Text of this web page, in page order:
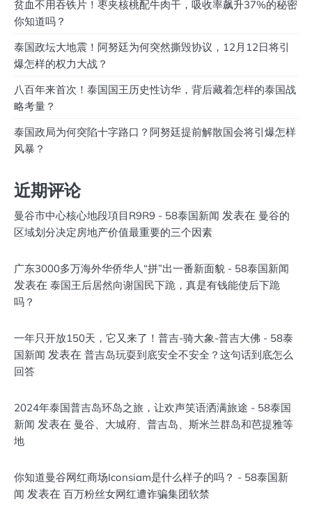
贫血不用吞铁片！枣夹核桃配牛肉干，吸收率飙升37%的秘密
你知道吗？
泰国政坛大地震！阿努廷为何突然撕毁协议，12月12日将引
爆怎样的权力大战？
八百年来首次！泰国国王历史性访华，背后藏着怎样的泰国战
略考量？
泰国政局为何突陷十字路口？阿努廷提前解散国会将引爆怎样
风暴？
近期评论
曼谷市中心核心地段項目R9R9 - 58泰国新闻 发表在 曼谷的
区域划分决定房地产价值最重要的三个因素
广东3000多万海外华侨华人“拼”出一番新面貌 - 58泰国新闻
发表在 泰国王后居然向谢国民下跪，真是有钱能使后下跪
吗？
一年只开放150天，它又来了！普吉-骑大象-普吉大佛 - 58泰
国新闻 发表在 普吉岛玩耍到底安全不安全？这句话到底怎么
回答
2024年泰国普吉岛环岛之旅，让欢声笑语洒满旅途 - 58泰国
新闻 发表在 曼谷、大城府、普吉岛、斯米兰群岛和芭提雅等
地
你知道曼谷网红商场Iconsiam是什么样子的吗？ - 58泰国新
闻 发表在 百万粉丝女网红遭诈骗集团软禁